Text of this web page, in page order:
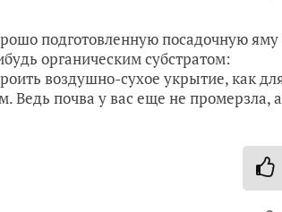
подготовленную посадочную яму
органическим субстратом:
воздушно-сухое укрытие, как
Ведь почва у вас еще не промерзла, а